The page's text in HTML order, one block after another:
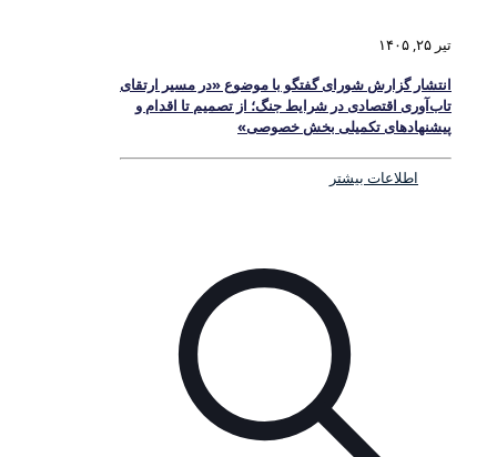
تیر ۲۵, ۱۴۰۵
انتشار گزارش شورای گفتگو با موضوع «در مسیر ارتقای
تاب‌آوری اقتصادی در شرایط جنگ؛ از تصمیم تا اقدام و
پیشنهادهای تکمیلی بخش خصوصی»
اطلاعات بیشتر